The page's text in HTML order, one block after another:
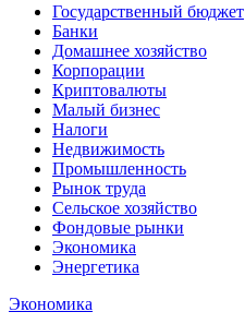
Государственный бюджет
Банки
Домашнее хозяйство
Корпорации
Криптовалюты
Малый бизнес
Налоги
Недвижимость
Промышленность
Рынок труда
Сельское хозяйство
Фондовые рынки
Экономика
Энергетика
Экономика